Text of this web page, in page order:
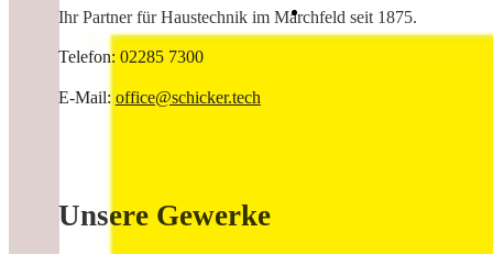
Ihr Partner für Haustechnik im Marchfeld seit 1875.
Telefon: 02285 7300
E-Mail: office@schicker.tech
Unsere Gewerke